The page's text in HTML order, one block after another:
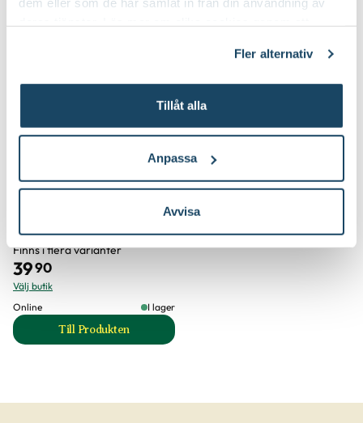
Fler alternativ
Tillåt alla
Anpassa
Avvisa
till Hasselfors Ros & perennjord produktsida
till Bred
Trädgårdshandske Greppa
Blomsterlandet
Finns i flera varianter
3990
Välj butik
Online
I lager
Till Produkten
till Trädgårdshandske Greppa produktsida